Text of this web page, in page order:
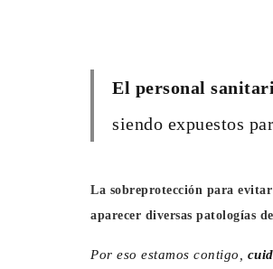
El personal
siendo expuestos
La sobreprotección para
aparecer diversas patologías
Por eso estamos contigo,